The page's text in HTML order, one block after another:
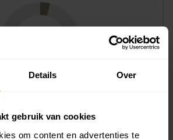
Details Over
gebruik van cookies
om content en advertenties te